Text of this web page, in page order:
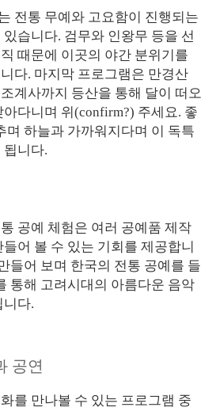
전통 무예와 고요함이 진행되는
습니다. 검무와 인왕무 등을 선
때문에 이곳의 야간 분위기를
다. 마지막 프로그램은 만경산
계사까지 등산을 통해 달이 떠오
다니며 위(confirm?) 주세요. 좋
며 하늘과 가까워지다며 이 독특
됩니다.
공예 체험은 여러 공예품 제작
어 볼 수 있는 기회를 제공합니
들어 보며 한국의 전통 공예를 들
통해 고려시대의 아름다운 음악
니다.
공연
를 만나볼 수 있는 프로그램 중